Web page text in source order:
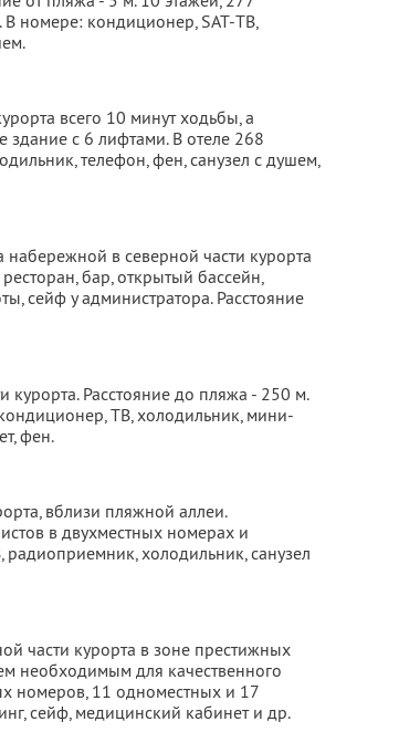
В номере: кондиционер, SAT-ТВ,
всего 10 минут ходьбы, а
с 6 лифтами. В отеле 268
телефон, фен, санузел с душем,
в северной части курорта
бар, открытый бассейн,
сейф у администратора. Расстояние
Расстояние до пляжа - 250 м.
ТВ, холодильник, мини-
фен.
вблизи пляжной аллеи.
в двухместных номерах и
холодильник, санузел
части курорта в зоне престижных
необходимым для качественного
номеров, 11 одноместных и 17
сейф, медицинский кабинет и др.